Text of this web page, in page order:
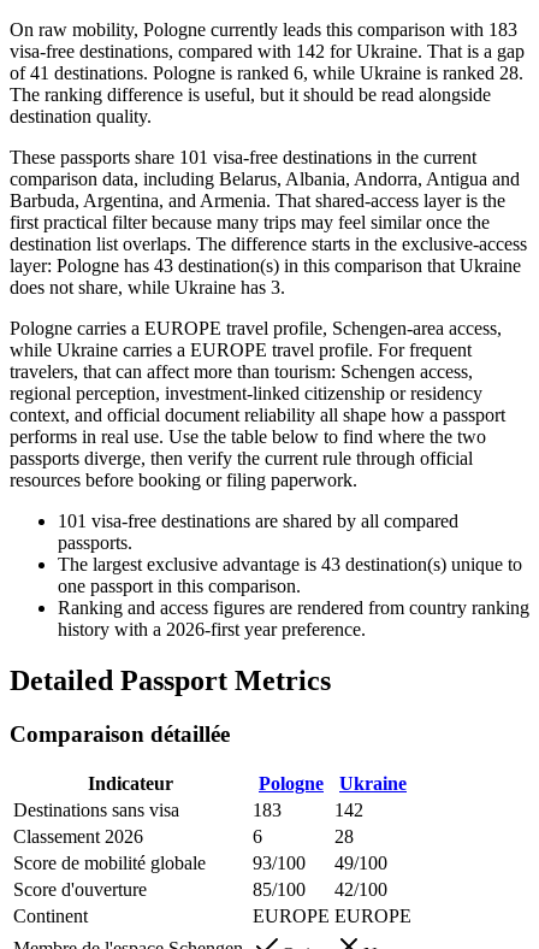
On raw mobility, Pologne currently leads this comparison with 183
visa-free destinations, compared with 142 for Ukraine. That is a gap
of 41 destinations. Pologne is ranked 6, while Ukraine is ranked 28.
The ranking difference is useful, but it should be read alongside
destination quality.
These passports share 101 visa-free destinations in the current
comparison data, including Belarus, Albania, Andorra, Antigua and
Barbuda, Argentina, and Armenia. That shared-access layer is the
first practical filter because many trips may feel similar once the
destination list overlaps. The difference starts in the exclusive-access
layer: Pologne has 43 destination(s) in this comparison that Ukraine
does not share, while Ukraine has 3.
Pologne carries a EUROPE travel profile, Schengen-area access,
while Ukraine carries a EUROPE travel profile. For frequent
travelers, that can affect more than tourism: Schengen access,
regional perception, investment-linked citizenship or residency
context, and official document reliability all shape how a passport
performs in real use. Use the table below to find where the two
passports diverge, then verify the current rule through official
resources before booking or filing paperwork.
101 visa-free destinations are shared by all compared
passports.
The largest exclusive advantage is 43 destination(s) unique to
one passport in this comparison.
Ranking and access figures are rendered from country ranking
history with a 2026-first year preference.
Detailed Passport Metrics
Comparaison détaillée
Indicateur Pologne
Ukraine
Destinations sans visa
183
142
Classement 2026
6
28
Score de mobilité globale
93/100
49/100
Score d'ouverture
85/100
42/100
Continent
EUROPE EUROPE